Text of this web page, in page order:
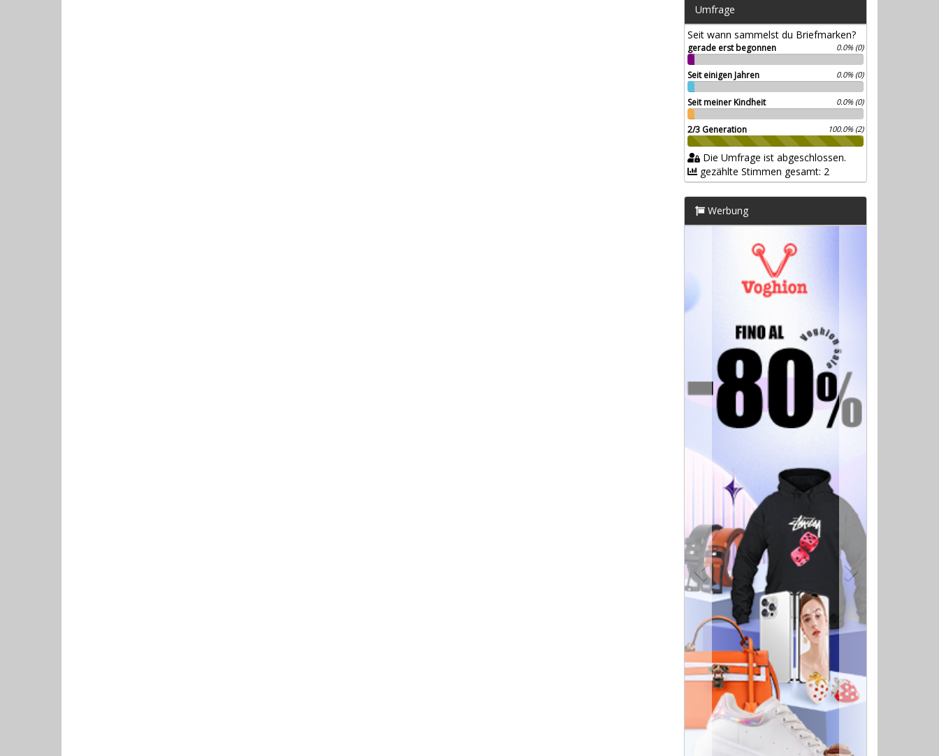
Umfrage
Seit wann sammelst du Briefmarken?
gerade erst begonnen 0.0% (0)
Seit einigen Jahren 0.0% (0)
Seit meiner Kindheit 0.0% (0)
2/3 Generation 100.0% (2)
Die Umfrage ist abgeschlossen.
gezählte Stimmen gesamt: 2
Werbung